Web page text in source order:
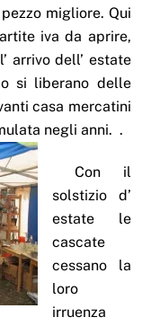
migliore. Qui
iva da aprire,
arrivo dell’ estate
si liberano delle
casa mercatini
negli anni. .
Con il
solstizio d’
estate le
cascate
cessano la
loro
irruenza